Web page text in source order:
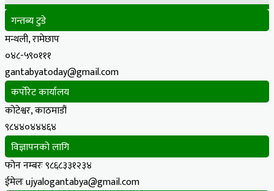
गन्तब्य टुडे
मन्थली, रामेछाप
०४८-५९०१११
gantabyatoday@gmail.com
कर्पोरेट कार्यालय
कोटेश्वर, काठमाडौं
९८४४०४४४६४
विज्ञापनको लागि
फोन नम्बरः ९८६८३३१२३४
ईमेलः ujyalogantabya@gmail.com